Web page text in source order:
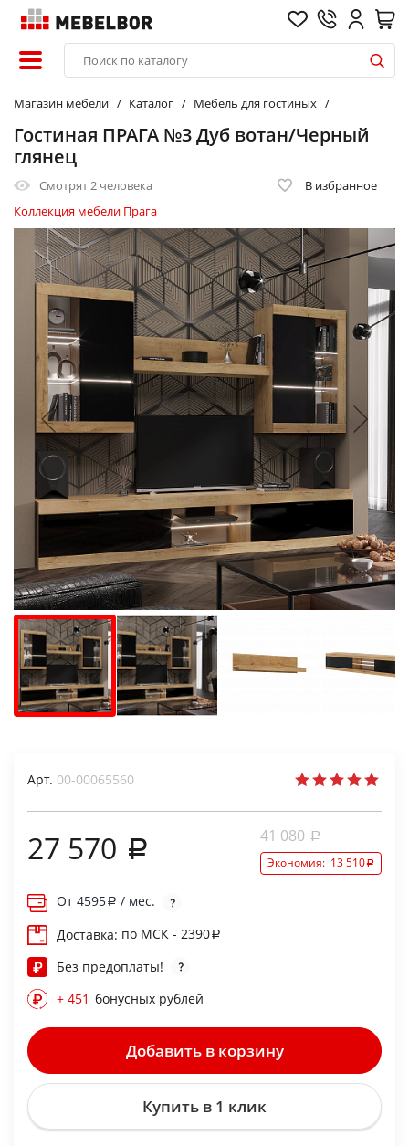
Магазин мебели Каталог Мебель для гостиных
Гостиная ПРАГА №3 Дуб вотан/Черный
глянец
Смотрят2 человека
В избранное
Коллекция мебели Прага
Арт. 00-00065560
27 570 41 080
Экономия: 13 510
От 4595
/ мес.
Доставка: по МСК - 2390
Без предоплаты!
+ 451 бонусных рублей
Добавить в корзину
Купить в 1 клик